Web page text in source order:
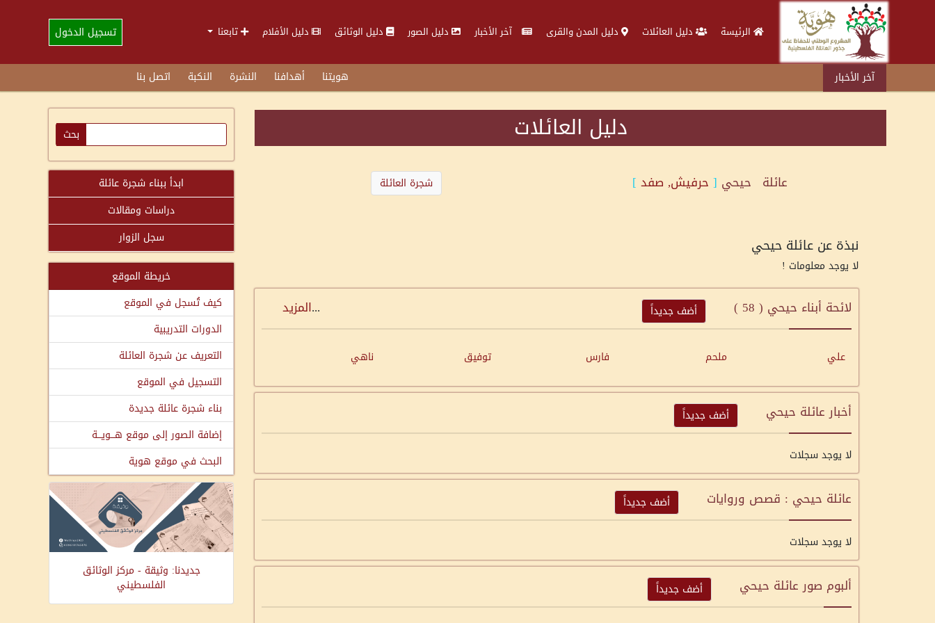
الرئيسة دليل العائلات دليل المدن والقرى آخر الأخبار دليل الصور دليل الوثائق دليل الأفلام تابعنا تسجيل الدخول
آخر الأخبار هويتنا أهدافنا النشرة النكبة اتصل بنا
دليل العائلات
عائلة حيحي [ حرفيش, صفد ] شجرة العائلة
نبذة عن عائلة حيحي
لا يوجد معلومات !
لائحة أبناء حيحي ( 58
) أضف جديداً ...المزيد
علي ملحم فارس توفيق ناهي
أخبار عائلة حيحي أضف جديداً
لا يوجد سجلات
عائلة حيحي : قصص وروايات أضف جديداً
لا يوجد سجلات
ألبوم صور عائلة حيحي أضف جديداً
ابدأ ببناء شجرة عائلة
دراسات ومقالات
سجل الزوار
خريطة الموقع
كيف تُسجل في الموقع
الدورات التدريبية
التعريف عن شجرة العائلة
التسجيل في الموقع
بناء شجرة عائلة جديدة
إضافة الصور إلى موقع هـــويـــة
البحث في موقع هوية
جديدنا: وثيقة - مركز الوثائق
الفلسطيني